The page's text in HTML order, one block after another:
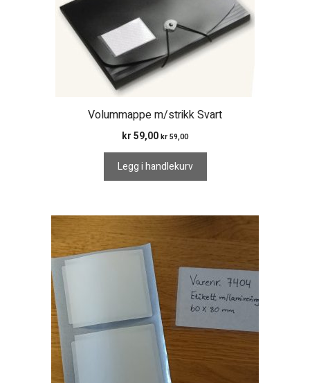
Volummappe m/strikk Svart
kr 59,00 kr 59,00
Legg i handlekurv